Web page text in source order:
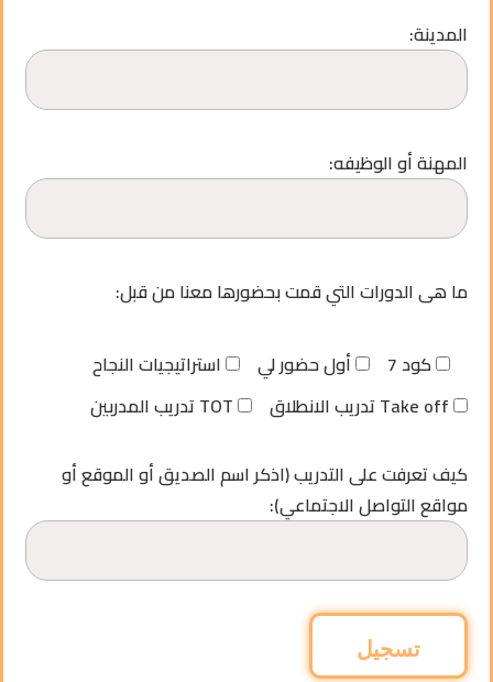
المدينة:
المهنة أو الوظيفه:
ما هى الدورات التي قمت بحضورها معنا من قبل:
استراتيجيات النجاح أول حضور لي
كود 7
تدريب المدربين TOT
تدريب الانطلاق Take off
كيف تعرفت على التدريب (اذكر اسم الصديق أو الموقع أو
مواقع التواصل الاجتماعي):